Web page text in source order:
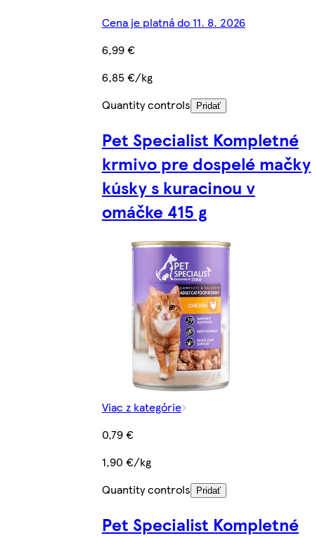
Cena je platná do 11. 8. 2026
6,99 €
6,85 €/kg
Quantity controls
Pridať
Pet Specialist Kompletné
krmivo pre dospelé mačky
kúsky s kuracinou v
omáčke 415 g
Viac z kategórie
0,79 €
1,90 €/kg
Quantity controls
Pridať
Pet Specialist Kompletné